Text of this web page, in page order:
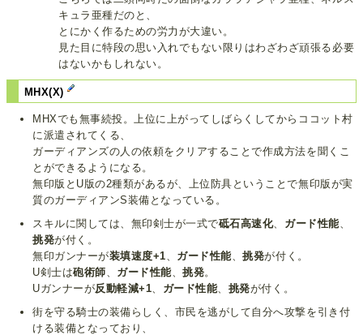
キュラ亜種だのと、
とにかく作るための労力が大違い。
見た目に特段の思い入れでもない限りはわざわざ頑張る必要
はないかもしれない。
MHX(X)
MHXでも無事続投。上位に上がってしばらくしてからココット村
に派遣されてくる、
ガーディアンズの人の依頼をクリアすることで作成方法を聞くこ
とができるようになる。
無印版とU版の2種類があるが、上位防具ということで無印版が実
質のガーディアンS装備となっている。
スキルに関しては、無印剣士が一式で砥石高速化、 ガード性能
挑発が付く。
無印ガンナーが装填速度+1 ガード性能 、挑発が付く。
U剣士は砲術師 ガード性能 、挑発。
Uガンナーが反動軽減+1 ガード性能 挑発が付く。
街を守る騎士の装備らしく、市民を逃がして自分へ攻撃を引き付
ける装備となっており、